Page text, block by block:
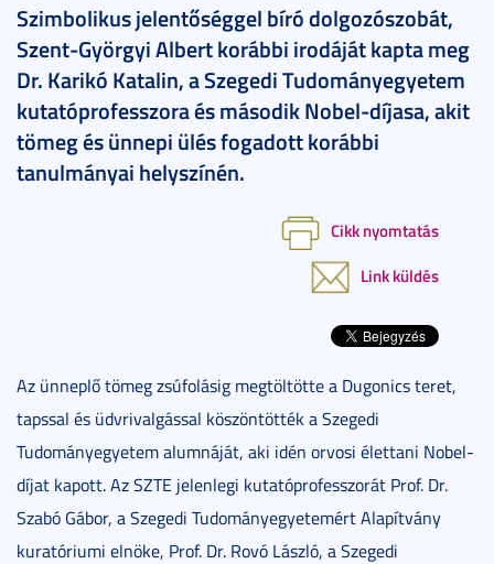
Szimbolikus jelentőséggel bíró dolgozószobát,
Szent-Györgyi Albert korábbi irodáját kapta meg
Dr. Karikó Katalin, a Szegedi Tudományegyetem
kutatóprofesszora és második Nobel-díjasa, akit
tömeg és ünnepi ülés fogadott korábbi
tanulmányai helyszínén.
Cikk nyomtatás
Link küldés
Az ünneplő tömeg zsúfolásig megtöltötte a Dugonics teret,
tapssal és üdvrivalgással köszöntötték a Szegedi
Tudományegyetem alumnáját, aki idén orvosi élettani Nobel-
díjat kapott. Az SZTE jelenlegi kutatóprofesszorát Prof. Dr.
Szabó Gábor, a Szegedi Tudományegyetemért Alapítvány
kuratóriumi elnöke, Prof. Dr. Rovó László, a Szegedi